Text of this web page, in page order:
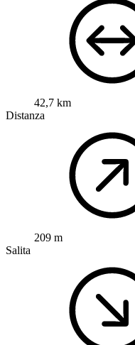
42,7 km
Distanza
209 m
Salita